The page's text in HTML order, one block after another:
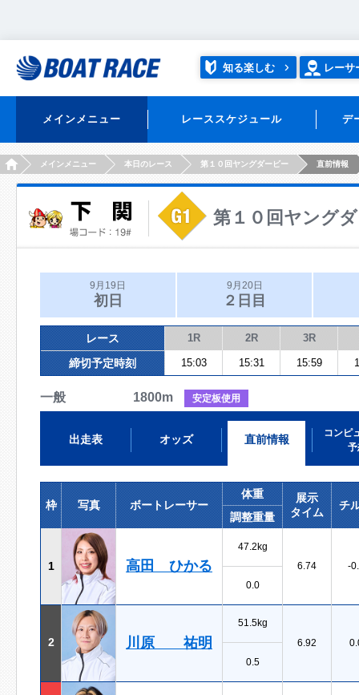
知る楽しむ レーサ
メインメニュー レーススケジュール デ
HOMEメインメニュー 本日のレース 第１０回ヤングダービー 直前情報
第１０回ヤング
9月19日
初日
9月20日
２日目
レース 1R 2R 3R
締切予定時刻 15:03 15:31 15:59
一般 1800m 安定板使用
出走表 オッズ 直前情報
コンピ
予
枠 写真 ボートレーサー
体重
展示
タイム
チ
調整重量
1 高田 ひかる
47.2kg
6.74
-
0.0
2 川原 祐明
51.5kg
6.92
0.5